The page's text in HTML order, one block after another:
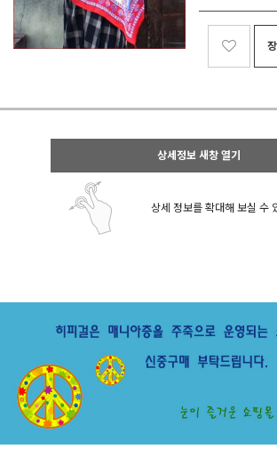
상세정보 새창 열기
상세 정보를 확대해 보실 수